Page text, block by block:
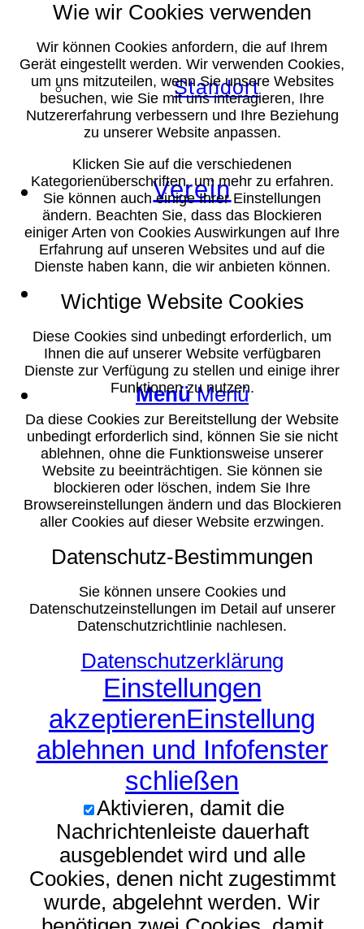
Standort
Verein
Suche
Menü Menü
Wie wir Cookies verwenden
Wir können Cookies anfordern, die auf Ihrem
Gerät eingestellt werden. Wir verwenden Cookies,
um uns mitzuteilen, wenn Sie unsere Websites
besuchen, wie Sie mit uns interagieren, Ihre
Nutzererfahrung verbessern und Ihre Beziehung
zu unserer Website anpassen.
Klicken Sie auf die verschiedenen
Kategorienüberschriften, um mehr zu erfahren.
Sie können auch einige Ihrer Einstellungen
ändern. Beachten Sie, dass das Blockieren
einiger Arten von Cookies Auswirkungen auf Ihre
Erfahrung auf unseren Websites und auf die
Dienste haben kann, die wir anbieten können.
Wichtige Website Cookies
Diese Cookies sind unbedingt erforderlich, um
Ihnen die auf unserer Website verfügbaren
Dienste zur Verfügung zu stellen und einige ihrer
Funktionen zu nutzen.
Da diese Cookies zur Bereitstellung der Website
unbedingt erforderlich sind, können Sie sie nicht
ablehnen, ohne die Funktionsweise unserer
Website zu beeinträchtigen. Sie können sie
blockieren oder löschen, indem Sie Ihre
Browsereinstellungen ändern und das Blockieren
aller Cookies auf dieser Website erzwingen.
Datenschutz-Bestimmungen
Sie können unsere Cookies und
Datenschutzeinstellungen im Detail auf unserer
Datenschutzrichtlinie nachlesen.
Datenschutzerklärung
Einstellungen
akzeptierenEinstellung
ablehnen und Infofenster
schließen
Aktivieren, damit die
Nachrichtenleiste dauerhaft
ausgeblendet wird und alle
Cookies, denen nicht zugestimmt
wurde, abgelehnt werden. Wir